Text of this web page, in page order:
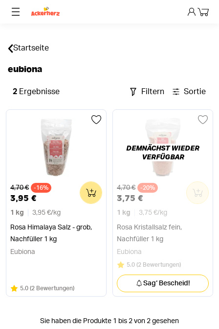
Dein
Startseite
eubiona
2 Ergebnisse Filtern Sortieren
Alter Preis
4,70 € -16%
3,95 €
1 kg 3,95 €/ kg
Rosa Himalaya Salz - grob,
Nachfüller 1 kg
0
Eubiona
Bewertung:
5.0/5
(2 Bewertungen)
Alter Preis
4,70 € -20%
3,75 €
1 kg 3,75 €/ kg
Rosa Kristallsalz fein,
Nachfüller 1 kg
0
Eubiona
Bewertung:
5.0/5
(2 Bewertungen)
DEMNÄCHST WIEDER
VERFÜGBAR
Sag‘ Bescheid!
Sie haben die Produkte 1 bis 2 von 2 gesehen